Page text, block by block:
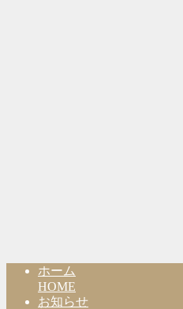
ホーム
HOME
お知らせ